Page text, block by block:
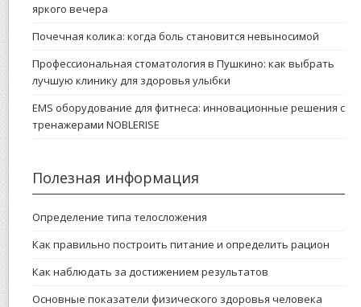
яркого вечера
Почечная колика: когда боль становится невыносимой
Профессиональная стоматология в Пушкино: как выбрать
лучшую клинику для здоровья улыбки
EMS оборудование для фитнеса: инновационные решения с
тренажерами NOBLERISE
Полезная информация
Определение типа телосложения
Как правильно построить питание и определить рацион
Как наблюдать за достижением результатов
Основные показатели физического здоровья человека